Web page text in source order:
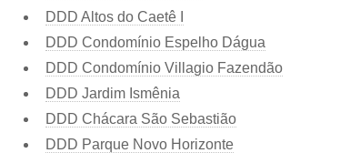
DDD Altos do Caetê I
DDD Condomínio Espelho Dágua
DDD Condomínio Villagio Fazendão
DDD Jardim Ismênia
DDD Chácara São Sebastião
DDD Parque Novo Horizonte